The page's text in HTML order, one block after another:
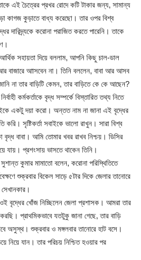
এই চৈত্রের প্রখর রোদে কটি টাকার জন্য, সামান্য
কাগজ কুড়াতে বাধ্য করেছো। তার ওপর বিশ্ব
দারিদ্র্যকে করোনা পরাজিত করতে পারেনি। তাকে
সহায়তা দিয়ে বললাম, আপনি কিছু চাল-ডাল
বাজারে আাসবেন না। তিনি বললেন, বাবা আর আসব
না তার বাড়িটি কেমন, তার বাড়িতে কে কে আছেন?
কর্মকর্তাকে বৃদ্ধ সম্পর্কে বিস্তারিত তথ্য নিতে
একটু দয়া করো। অন্তত নাম না জানা এই বৃদ্ধের
সৃষ্টিকর্তা সবাইকে ভালো রাখুন। সারা বিশ্ব
বাবা। আমি তোমার খবর রাখব নিশ্চয়। ডিসির
যায়। প্রশংসায় ভাসতে থাকেন তিনি।
সুশান্ত কুমার মামাতো বলেন, করোনা পরিস্থিতিতে
শুক্রবার বিকেল সাড়ে ৫টার দিকে জেলার তানোরে
বৃদ্ধের খোঁজ নিচ্ছিলেন জেলা প্রশাসক। আমরা তার
করছি। প্রাথমিকভাবে যতটুকু জানা গেছে, তার বাড়ি
অসুস্থ। শুক্রবার ও মঙ্গলবার তানোরে হাট বসে।
নিয়ে যান। তার পরিচয় নিশ্চিত হওয়ার পর